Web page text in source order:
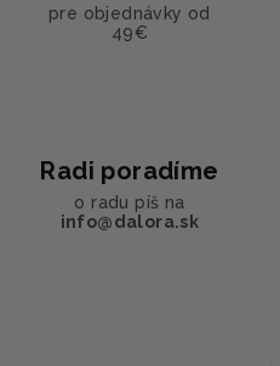
pre objednávky od
49€
Radi poradíme
o radu píš na
info@dalora.sk